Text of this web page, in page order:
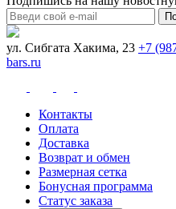
ул. Сибгата Хакима, 23 +7
bars.ru
Контакты
Оплата
Доставка
Возврат и обмен
Размерная сетка
Бонусная программа
Статус заказа